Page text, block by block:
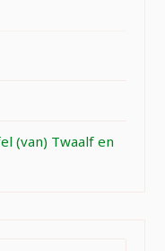
(van) Twaalf en